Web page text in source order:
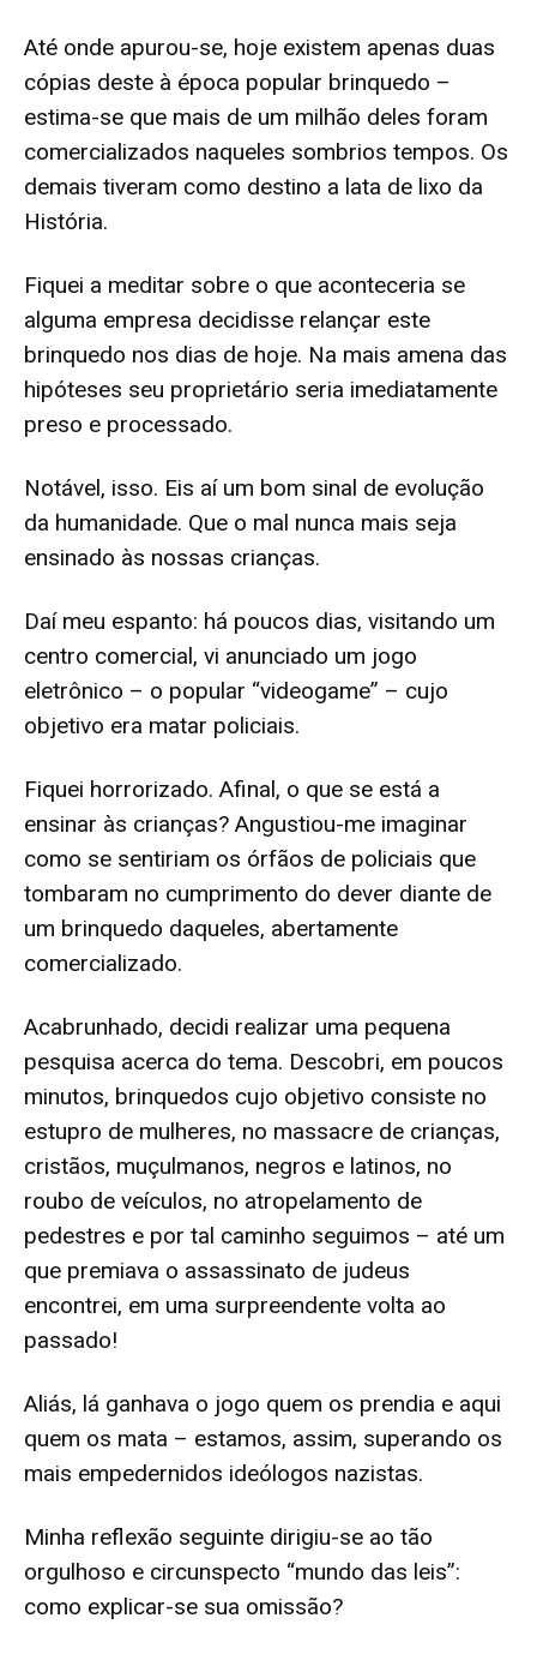
Até onde apurou-se, hoje existem apenas duas
cópias deste à época popular brinquedo –
estima-se que mais de um milhão deles foram
comercializados naqueles sombrios tempos. Os
demais tiveram como destino a lata de lixo da
História.
Fiquei a meditar sobre o que aconteceria se
alguma empresa decidisse relançar este
brinquedo nos dias de hoje. Na mais amena das
hipóteses seu proprietário seria imediatamente
preso e processado.
Notável, isso. Eis aí um bom sinal de evolução
da humanidade. Que o mal nunca mais seja
ensinado às nossas crianças.
Daí meu espanto: há poucos dias, visitando um
centro comercial, vi anunciado um jogo
eletrônico – o popular “videogame” – cujo
objetivo era matar policiais.
Fiquei horrorizado. Afinal, o que se está a
ensinar às crianças? Angustiou-me imaginar
como se sentiriam os órfãos de policiais que
tombaram no cumprimento do dever diante de
um brinquedo daqueles, abertamente
comercializado.
Acabrunhado, decidi realizar uma pequena
pesquisa acerca do tema. Descobri, em poucos
minutos, brinquedos cujo objetivo consiste no
estupro de mulheres, no massacre de crianças,
cristãos, muçulmanos, negros e latinos, no
roubo de veículos, no atropelamento de
pedestres e por tal caminho seguimos – até um
que premiava o assassinato de judeus
encontrei, em uma surpreendente volta ao
passado!
Aliás, lá ganhava o jogo quem os prendia e aqui
quem os mata – estamos, assim, superando os
mais empedernidos ideólogos nazistas.
Minha reflexão seguinte dirigiu-se ao tão
orgulhoso e circunspecto “mundo das leis”:
como explicar-se sua omissão?